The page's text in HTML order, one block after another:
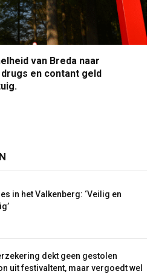
van Breda naar
en contant geld
in het Valkenberg: ‘Veilig en
dekt geen gestolen
uit festivaltent, maar vergoedt wel